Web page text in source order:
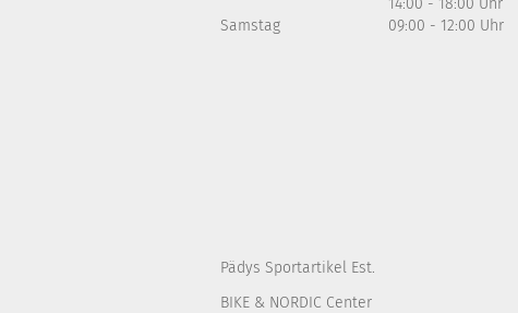
14:00 - 18:00 Uhr
Samstag
09:00 - 12:00 Uhr
Pädys Sportartikel Est.
BIKE & NORDIC Center